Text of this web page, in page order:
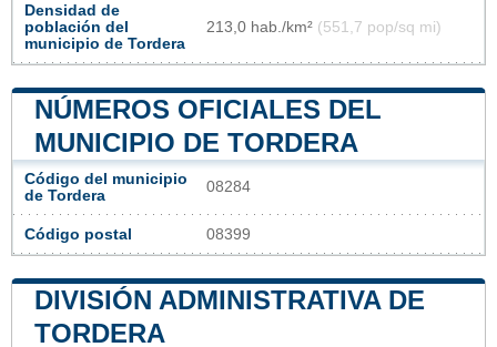
Densidad de
población del
municipio de Tordera
213,0 hab./km² (551,7 pop/sq mi)
NÚMEROS OFICIALES DEL
MUNICIPIO DE TORDERA
Código del municipio
de Tordera
08284
Código postal 08399
DIVISIÓN ADMINISTRATIVA DE
TORDERA